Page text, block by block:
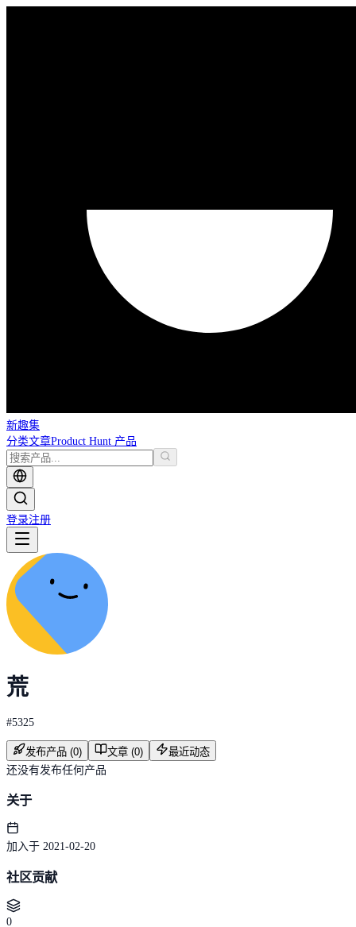
新趣集
分类文章Product Hunt 产品
登录注册
荒
#5325
发布产品 (0) 文章 (0)
最近动态
还没有发布任何产品
关于
加入于 2021-02-20
社区贡献
0